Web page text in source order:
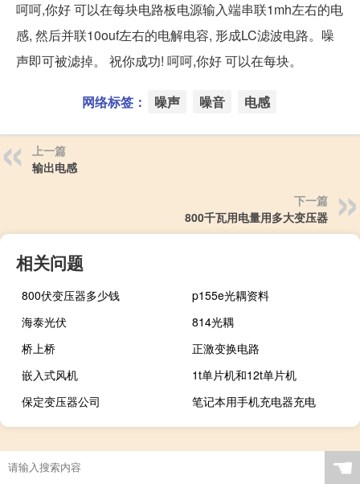
呵呵,你好 可以在每块电路板电源输入端串联1mh左右的电
感, 然后并联10ouf左右的电解电容, 形成LC滤波电路。噪
声即可被滤掉。 祝你成功! 呵呵,你好 可以在每块。
网络标签： 噪声 噪音 电感
上一篇
输出电感
下一篇
800千瓦用电量用多大变压器
相关问题
800伏变压器多少钱
p155e光耦资料
海泰光伏
814光耦
桥上桥
正激变换电路
嵌入式风机
1t单片机和12t单片机
保定变压器公司
笔记本用手机充电器充电
☚